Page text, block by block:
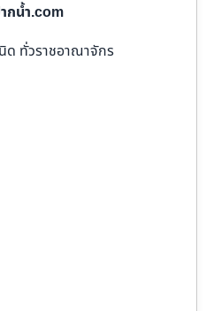
กน้ำ.com
ด ทั่วราชอาณาจักร